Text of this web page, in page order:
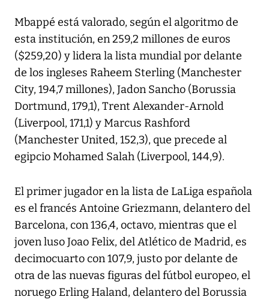
Mbappé está valorado, según el algoritmo de
esta institución, en 259,2 millones de euros
($259,20) y lidera la lista mundial por delante
de los ingleses Raheem Sterling (Manchester
City, 194,7 millones), Jadon Sancho (Borussia
Dortmund, 179,1), Trent Alexander-Arnold
(Liverpool, 171,1) y Marcus Rashford
(Manchester United, 152,3), que precede al
egipcio Mohamed Salah (Liverpool, 144,9).
El primer jugador en la lista de LaLiga española
es el francés Antoine Griezmann, delantero del
Barcelona, con 136,4, octavo, mientras que el
joven luso Joao Felix, del Atlético de Madrid, es
decimocuarto con 107,9, justo por delante de
otra de las nuevas figuras del fútbol europeo, el
noruego Erling Haland, delantero del Borussia